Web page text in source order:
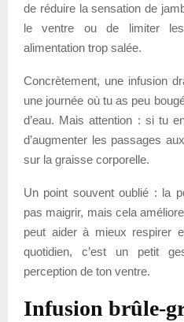
de réduire la sensation de
le ventre ou de limiter
alimentation trop salée.
Concrètement, une infusion
une journée où tu as peu
d’eau. Mais attention : si tu
d’augmenter les passages
sur la graisse corporelle.
Un point souvent oublié : la
pas maigrir, mais cela
peut aider à mieux respirer
quotidien, c’est un petit
perception de ton ventre.
Infusion brûle-